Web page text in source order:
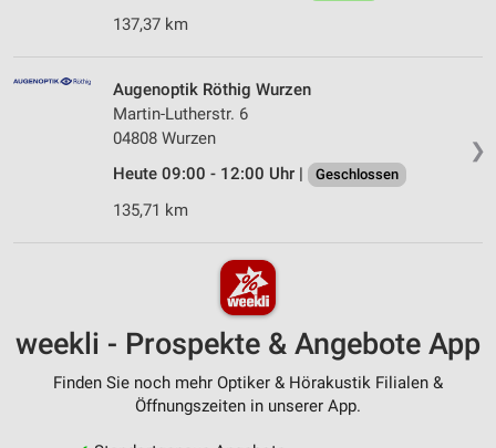
137,37 km
❯
Augenoptik Röthig Wurzen
Martin-Lutherstr. 6
04808 Wurzen
Heute 09:00 - 12:00 Uhr |
Geschlossen
135,71 km
weekli - Prospekte & Angebote App
Finden Sie noch mehr Optiker & Hörakustik Filialen &
Öffnungszeiten in unserer App.